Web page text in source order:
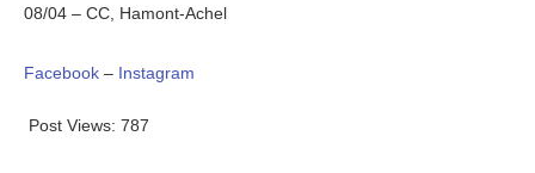
08/04 – CC, Hamont-Achel
Facebook – Instagram
Post Views: 787